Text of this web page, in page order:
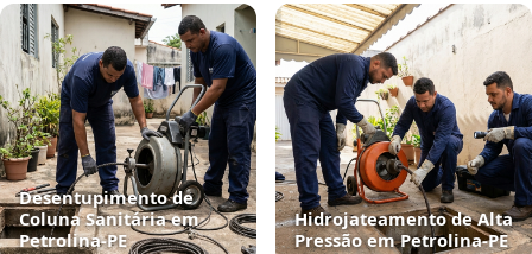
Desentupimento de
Coluna Sanitária em
Petrolina‑PE
Hidrojateamento de Alta
Pressão em Petrolina‑PE